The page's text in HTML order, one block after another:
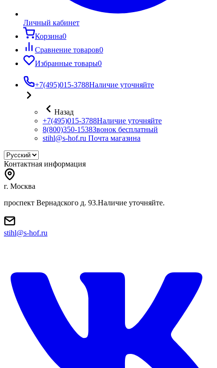
Личный кабинет
Корзина0
Сравнение товаров0
Избранные товары0
+7(495)015-3788Наличие уточняйте
Назад
+7(495)015-3788Наличие уточняйте
8(800)350-1538Звонок бесплатный
stihl@s-hof.ru Почта магазина
Контактная информация
г. Москва
проспект Вернадского д. 93.Наличие уточняйте.
stihl@s-hof.ru